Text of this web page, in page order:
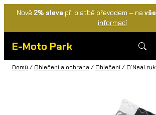
Nově 2% sleva při platbě převodem — na
informací
E-Moto Park
Domů / Oblečení a ochrana / Oblečení/ O´Neal